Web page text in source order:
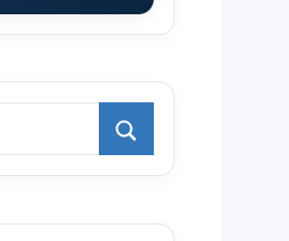
Search